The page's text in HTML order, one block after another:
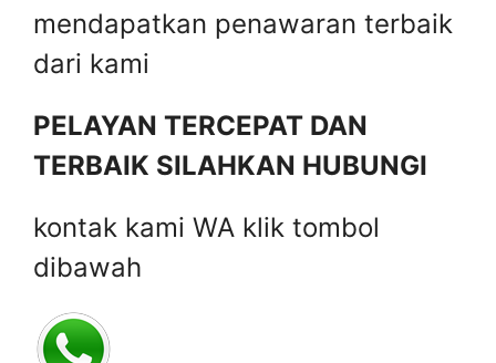
mendapatkan penawaran terbaik
dari kami
PELAYAN TERCEPAT DAN
TERBAIK SILAHKAN HUBUNGI
kontak kami WA klik tombol
dibawah